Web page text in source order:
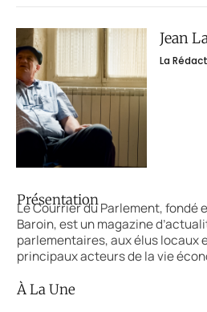
Jean
La
Présentation
Le Courrier du Parlement, fondé
Baroin, est un magazine
parlementaires, aux élus locaux
principaux acteurs de la vie
À La Une